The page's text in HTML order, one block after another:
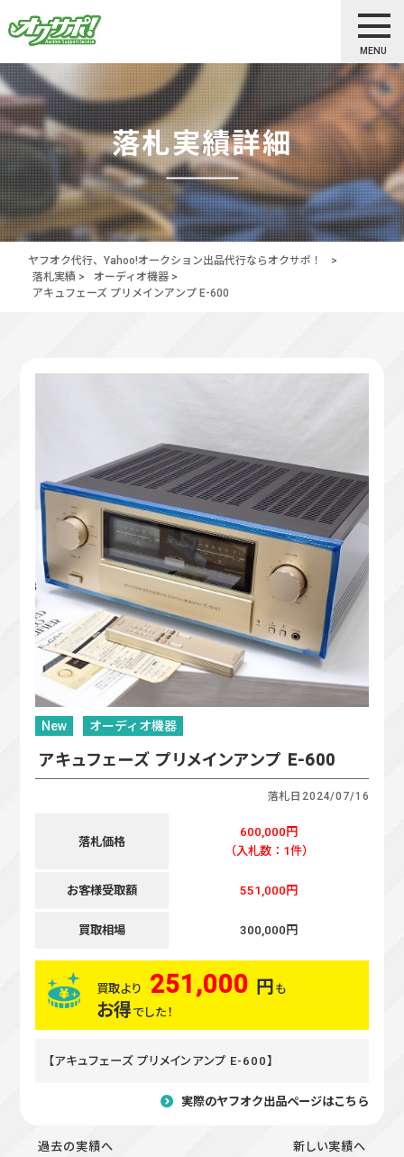
MENU
落札実績詳細
ヤフオク代行、Yahoo!オークション出品代行ならオクサポ！
>
落札実績 > オーディオ機器 >
アキュフェーズ プリメインアンプ E-600
New オーディオ機器
アキュフェーズ プリメインアンプ E-600
落札日 2024/07/16
落札価格
600,000円
（入札数：1件）
お客様受取額 551,000円
買取相場 300,000円
買取より 251,000 円 も
お得 でした！
【アキュフェーズ プリメインアンプ E-600】
実際のヤフオク出品ページはこちら
過去の実績へ 新しい実績へ